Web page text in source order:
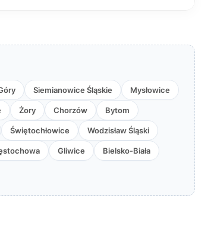
Siemianowice Śląskie Mysłowice
Żory Chorzów Bytom
Świętochłowice Wodzisław Śląski
Gliwice Bielsko-Biała